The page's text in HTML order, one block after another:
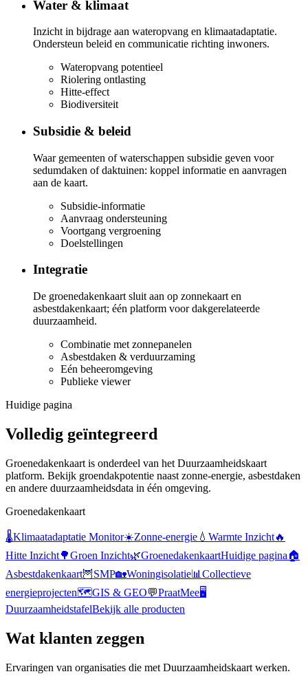
Water & klimaat
Inzicht in bijdrage aan wateropvang en klimaatadaptatie.
Ondersteun beleid en communicatie richting inwoners.
Wateropvang potentieel
Riolering ontlasting
Hitte-effect
Biodiversiteit
Subsidie & beleid
Waar gemeenten of waterschappen subsidie geven voor
sedumdaken of daktuinen: koppel informatie en aanvragen
aan de kaart.
Subsidie-informatie
Aanvraag ondersteuning
Voortgang vergroening
Doelstellingen
Integratie
De groenedakenkaart sluit aan op zonnekaart en
asbestdakenkaart; één platform voor dakgerelateerde
duurzaamheid.
Combinatie met zonnepanelen
Asbestdaken & verduurzaming
Eén beheeromgeving
Publieke viewer
Huidige pagina
Volledig geïntegreerd
Groenedakenkaart is onderdeel van het Duurzaamheidskaart
platform. Bekijk groendakpotentie naast zonne-energie, asbestdaken
en andere duurzaamheidsdata in één omgeving.
Groenedakenkaart
🌡️Klimaatadaptatie Monitor☀️Zonne-energie 💧 Warmte Inzicht🔥
Hitte Inzicht🌳Groen Inzicht🌿GroenedakenkaartHuidige pagina🏠
Asbestdakenkaart🦉SMP🏡Woningisolatie📊 Collectieve
energieprojecten🗺️GIS & GEO💬PraatMee🖥️
DuurzaamheidstafelBekijk alle producten
Wat klanten zeggen
Ervaringen van organisaties die met Duurzaamheidskaart werken.